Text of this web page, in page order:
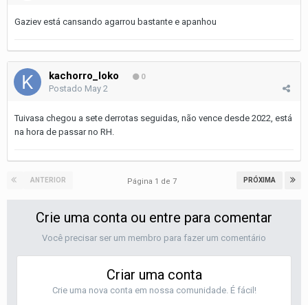
Gaziev está cansando agarrou bastante e apanhou
kachorro_loko 0
Postado May 2
Tuivasa chegou a sete derrotas seguidas, não vence desde 2022, está
na hora de passar no RH.
ANTERIOR PRÓXIMA
Página 1 de 7
Crie uma conta ou entre para comentar
Você precisar ser um membro para fazer um comentário
Criar uma conta
Crie uma nova conta em nossa comunidade. É fácil!